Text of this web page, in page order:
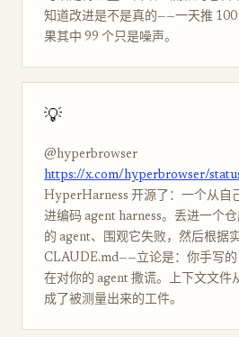
知道改进是不是真的——一天推 100
果其中 99 个只是噪声。
💡
@hyperbrowser
https://x.com/hyperbrowser/
HyperHarness 开源了：一个从自
进编码 agent harness。丢进一个
的 agent、围观它失败，然后根据
CLAUDE.md——立论是：你手写的
在对你的 agent 撒谎。上下文文件
成了被测量出来的工件。